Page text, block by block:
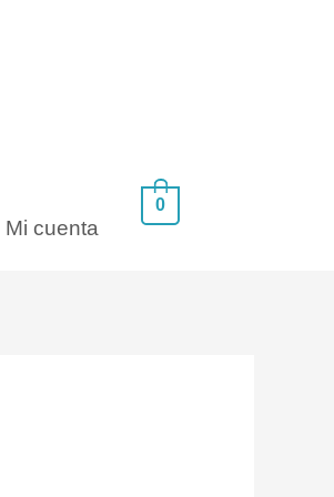
Mi cuenta
0